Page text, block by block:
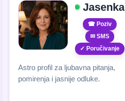
Jasenka
☎ Poziv
✉ SMS
✓ Poručivanje
Astro profil za ljubavna pitanja,
pomirenja i jasnije odluke.